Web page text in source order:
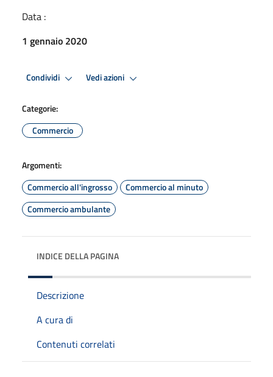
Data :
1 gennaio 2020
Condividi Vedi azioni
Categorie:
Commercio
Argomenti:
Commercio all'ingrosso
Commercio al minuto
Commercio ambulante
INDICE DELLA PAGINA
Descrizione
A cura di
Contenuti correlati